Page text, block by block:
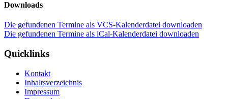
Downloads
Die gefundenen Termine als VCS-Kalenderdatei downloaden
Die gefundenen Termine als iCal-Kalenderdatei downloaden
Quicklinks
Kontakt
Inhaltsverzeichnis
Impressum